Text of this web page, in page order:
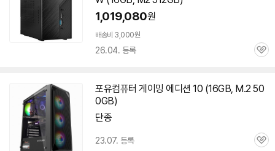
1,019,080원
배송비 3,000원
26.04. 등록
관
포유컴퓨터 게이밍 에디션 10 (16GB, M.2 50
0GB)
단종
23.07. 등록
관